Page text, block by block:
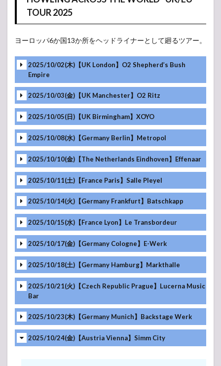
TOUR 2025
ヨーロッパ6か国13か所をヘッドライナーとして廻るツアー。
2025/10/02(木)【UK London】O2 Shepherd’s Bush
Empire
MC
MC
MC
MC
-アンコール-
2025/10/03(金)【UK Manchester】O2 Ritz
MC
MC
MC
MC
-アンコール-
2025/10/05(日)【UK Birmingham】XOYO
MC
MC
MC
MC
2025/10/08(水)【Germany Berlin】Metropol
MC
MC
MC
MC
2025/10/10(金)【The Netherlands Eindhoven】Effenaar
MC
MC
MC
2025/10/11(土)【France Paris】Salle Pleyel
MC
MC
MC
2025/10/14(火)【Germany Frankfurt】Batschkapp
MC
MC
MC
2025/10/15(水)【France Lyon】Le Transbordeur
MC
MC
2025/10/17(金)【Germany Cologne】E-Werk
MC
2025/10/18(土)【Germany Hamburg】Markthalle
MC
2025/10/21(火)【Czech Republic Prague】Lucerna Music
Bar
2025/10/23(木)【Germany Munich】Backstage Werk
2025/10/24(金)【Austria Vienna】Simm City